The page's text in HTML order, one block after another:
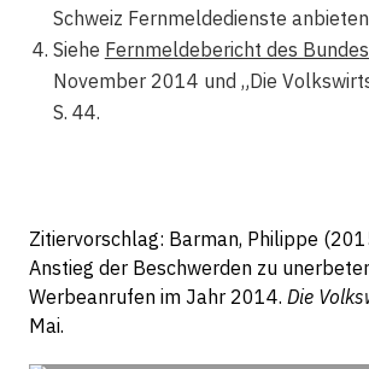
Schweiz Fernmeldedienste
Siehe Fernmeldebericht des
November 2014 und „Die
S. 44.
Zitiervorschlag: Barman, Philippe
Anstieg der Beschwerden zu
Werbeanrufen im Jahr 2014. Die
Mai.